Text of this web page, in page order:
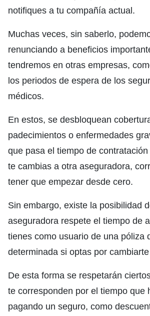
notifiques a tu compañía actual.
Muchas veces, sin saberlo,
renunciando a beneficios
tendremos en otras empresas,
los periodos de espera de los
médicos.
En estos, se desbloquean
padecimientos o enfermedades
que pasa el tiempo de
te cambias a otra aseguradora,
tener que empezar desde cero.
Sin embargo, existe la posibilidad
aseguradora respete el tiempo de
tienes como usuario de una póliza
determinada si optas por
De esta forma se respetarán
te corresponden por el tiempo que
pagando un seguro, como